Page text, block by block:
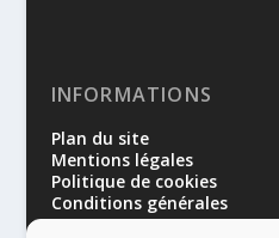
INFORMATIONS
Plan du site
Mentions légales
Politique de cookies
Conditions générales